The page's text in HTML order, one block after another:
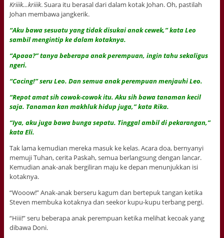
Kriiik…kriiik. Suara itu berasal dari dalam kotak Johan. Oh, pastilah
Johan membawa jangkerik.
“Aku bawa sesuatu yang tidak disukai anak cewek,” kata Leo
sambil mengintip ke dalam kotaknya.
“Apaaa?” tanya beberapa anak perempuan, ingin tahu sekaligus
ngeri.
“Cacing!” seru Leo. Dan semua anak perempuan menjauhi Leo.
“Repot amat sih cowok-cowok itu. Aku sih bawa tanaman kecil
saja. Tanaman kan makhluk hidup juga,” kata Rika.
“Iya, aku juga bawa bunga sepatu. Tinggal ambil di pekarangan,”
kata Eli.
Tak lama kemudian mereka masuk ke kelas. Acara doa, bernyanyi
memuji Tuhan, cerita Paskah, semua berlangsung dengan lancar.
Kemudian anak-anak bergiliran maju ke depan menunjukkan isi
kotaknya.
“Wooow!” Anak-anak berseru kagum dan bertepuk tangan ketika
Steven membuka kotaknya dan seekor kupu-kupu terbang pergi.
“Hiii!” seru beberapa anak perempuan ketika melihat kecoak yang
dibawa Doni.